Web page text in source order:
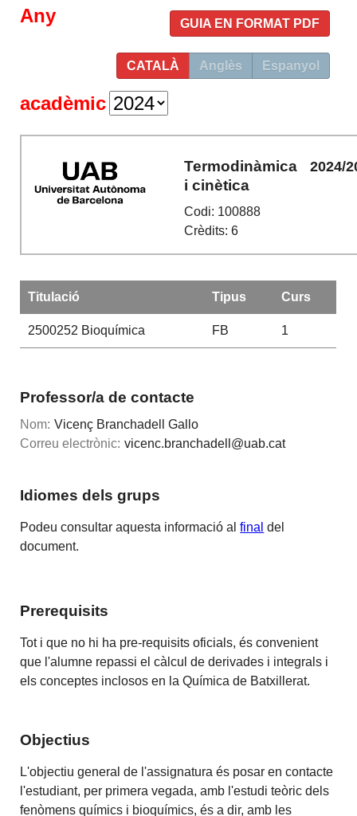
GUIA EN FORMAT PDF
CATALÀ Anglès Espanyol
Any
acadèmic
Termodinàmica
i cinètica
Codi: 100888
Crèdits: 6
2024/
Titulació Tipus Curs
2500252 Bioquímica FB 1
Professor/a de contacte
Nom: Vicenç Branchadell Gallo
Correu electrònic: vicenc.branchadell@uab.cat
Idiomes dels grups
Podeu consultar aquesta informació alfinal del
document.
Prerequisits
Tot i que no hi ha pre-requisits oficials, és convenient
que l'alumne repassi el càlcul de derivades i integrals i
els conceptes inclosos en la Química de Batxillerat.
Objectius
L'objectiu general de l'assignatura és posar en contacte
l'estudiant, per primera vegada, amb l'estudi teòric dels
fenòmens químics i bioquímics, és a dir, amb les